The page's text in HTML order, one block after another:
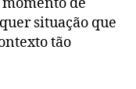
situação que
tão